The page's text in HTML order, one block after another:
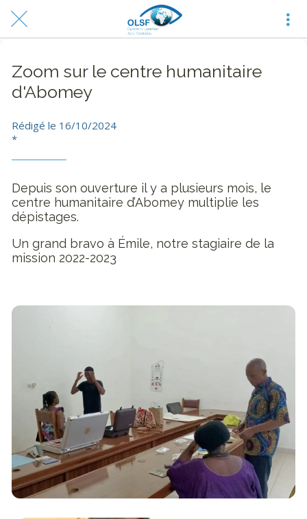
Zoom sur le centre humanitaire
d'Abomey
Rédigé le 16/10/2024
*
Depuis son ouverture il y a plusieurs mois, le
centre humanitaire d’Abomey multiplie les
dépistages.
Un grand bravo à Émile, notre stagiaire de la
mission 2022-2023